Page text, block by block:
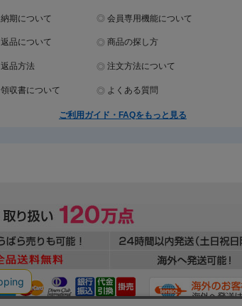
納期について 会員専用機能について
返品について 商品の探し方
返品方法 注文方法について
領収書について よくある質問
ご利用ガイド・FAQをもっと見る